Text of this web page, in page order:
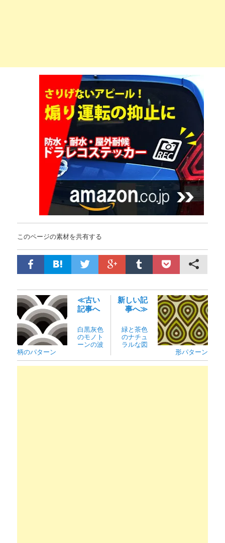
このページの素材を共有する
≪古い
記事へ
白黒灰色
のモノト
ーンの波
柄のパターン
新しい記
事へ≫
緑と茶色
のナチュ
ラルな図
形パターン